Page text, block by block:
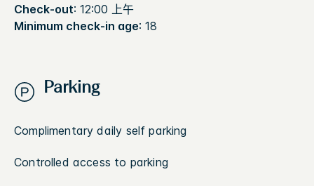
Check-out: 12:00 上午
Minimum check-in age: 18
Parking
Complimentary daily self parking
Controlled access to parking